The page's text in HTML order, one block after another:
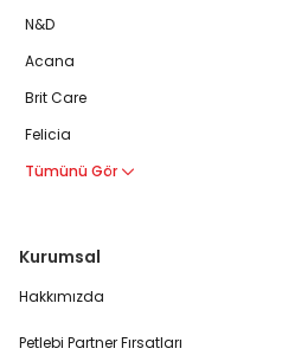
N&D
Acana
Brit Care
Felicia
Tümünü Gör
Kurumsal
Hakkımızda
Petlebi Partner Fırsatları